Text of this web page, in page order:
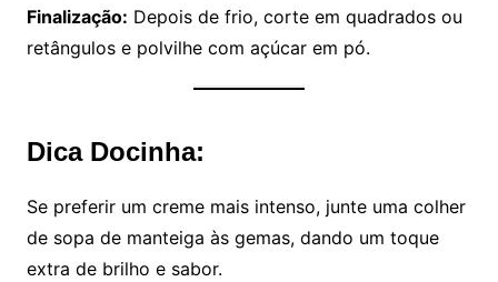
Finalização: Depois de frio, corte em quadrados ou
retângulos e polvilhe com açúcar em pó.
Dica Docinha:
Se preferir um creme mais intenso, junte uma colher
de sopa de manteiga às gemas, dando um toque
extra de brilho e sabor.